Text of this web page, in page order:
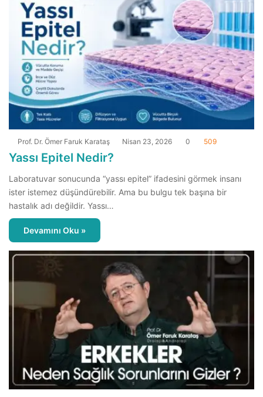
Prof. Dr. Ömer Faruk Karataş Nisan 23, 2026 0 509
Yassı Epitel Nedir?
Laboratuvar sonucunda “yassı epitel” ifadesini görmek insanı
ister istemez düşündürebilir. Ama bu bulgu tek başına bir
hastalık adı değildir. Yassı…
Devamını Oku »